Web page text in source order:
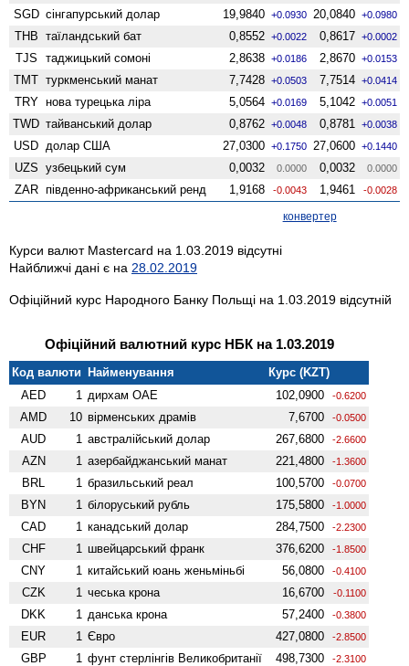
SGD сінгапурський долар 19,9840 +0.0930 20,0840 +0.0980
THB таїландський бат 0,8552 +0.0022 0,8617 +0.0002
TJS таджицький сомоні 2,8638 +0.0186 2,8670 +0.0153
TMT туркменський манат 7,7428 +0.0503 7,7514 +0.0414
TRY нова турецька ліра 5,0564 +0.0169 5,1042 +0.0051
TWD тайванський долар 0,8762 +0.0048 0,8781 +0.0038
USD долар США 27,0300 +0.1750 27,0600 +0.1440
UZS узбецький сум 0,0032 0.0000 0,0032 0.0000
ZAR південно-африканський ренд 1,9168 -0.0043 1,9461 -0.0028
конвертер
Курси валют Mastercard на 1.03.2019 відсутні
Найближчі дані є на 28.02.2019
Офіційний курс Народного Банку Польщі на 1.03.2019 відсутній
Офіційний валютний курс НБК на 1.03.2019
Код валюти Найменування
Курс (KZT)
AED
1 дирхам ОАЕ 102,0900 -0.6200
AMD 10 вiрменських драмів 7,6700 -0.0500
AUD 1 австралійський долар 267,6800 -2.6600
AZN 1 азербайджанський манат 221,4800 -1.3600
BRL 1 бразильський реал 100,5700 -0.0700
BYN 1 білоруський рубль 175,5800 -1.0000
CAD 1 канадський долар 284,7500 -2.2300
CHF 1 швейцарський франк 376,6200 -1.8500
CNY 1 китайський юань женьмiньбi 56,0800 -0.4100
CZK 1 чеська крона 16,6700 -0.1100
DKK 1 данська крона 57,2400 -0.3800
EUR 1 Євро 427,0800 -2.8500
GBP 1 фунт стерлінгів Велико­британії 498,7300 -2.3100